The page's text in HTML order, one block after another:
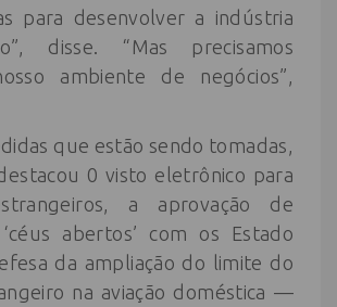
para desenvolver a indústria
disse. “Mas precisamos
ambiente de negócios”,
que estão sendo tomadas,
0 visto eletrônico para
a aprovação de
abertos’ com os Estado
da ampliação do limite do
na aviação doméstica —